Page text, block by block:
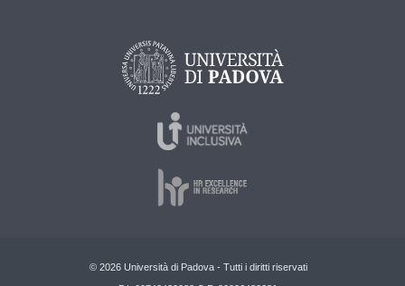
© 2026 Università di Padova - Tutti i diritti riservati